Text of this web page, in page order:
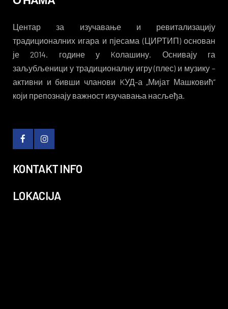
Центар за изучавање и ревитализацију
традиционалних игара и пјесама (ЦИРТИП) основан
је 2014. године у Kолашину. Оснивају га
заљубљеници у традиционалну игру (плес) и музику –
активни и бивши чланови KУД-а „Мијат Машковић“
који препознају важност изучавања насљеђа.
KONTAKT INFO
LOKACIJA